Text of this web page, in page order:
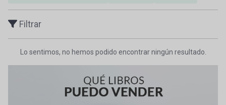
Filtrar
Lo sentimos, no hemos podido encontrar ningún resultado.